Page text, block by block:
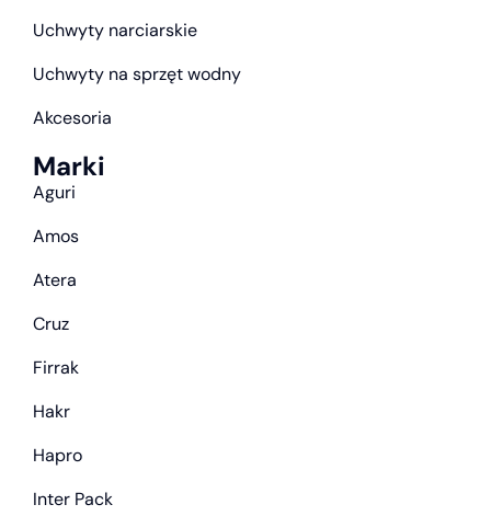
Uchwyty narciarskie
Uchwyty na sprzęt wodny
Akcesoria
Marki
Aguri
Amos
Atera
Cruz
Firrak
Hakr
Hapro
Inter Pack